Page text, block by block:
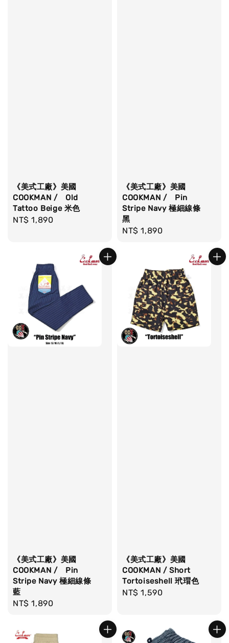
《美式工廠》美國
COOKMAN / Old
Tattoo Beige 米色
Regular
NT$ 1,890
《美式工廠》美國
COOKMAN / Pin
Stripe Navy 極細線條
黑
Regular
NT$ 1,890
《美式工廠》美國
COOKMAN / Pin
Stripe Navy 極細線條
藍
Regular
NT$ 1,890
《美式工廠》美國
COOKMAN / Short
Tortoiseshell 玳瑁色
Regular
NT$ 1,590